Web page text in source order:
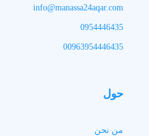
info@manassa24aqar.com
0954446435
00963954446435
حول
من نحن